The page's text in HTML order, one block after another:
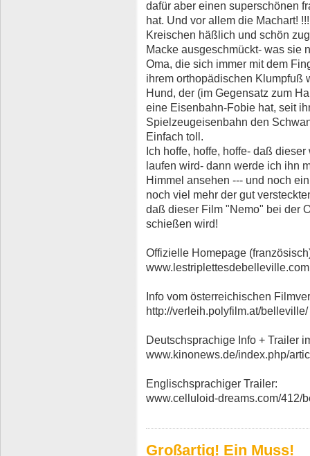
dafür aber einen superschönen
hat. Und vor allem die Machart!
Kreischen häßlich und schön
Macke ausgeschmückt- was sie
Oma, die sich immer mit dem
ihrem orthopädischen Klumpfuß
Hund, der (im Gegensatz zum
eine Eisenbahn-Fobie hat, seit
Spielzeugeisenbahn den
Einfach toll.
Ich hoffe, hoffe, hoffe- daß
laufen wird- dann werde ich ihn
Himmel ansehen --- und noch
noch viel mehr der gut
daß dieser Film "Nemo" bei der
schießen wird!
Offizielle Homepage
www.lestriplettesdebelleville.com
Info vom österreichischen
http://verleih.polyfilm.at/belleville/
Deutschsprachige Info + Trailer
www.kinonews.de/index.php/
Englischsprachiger Trailer:
www.celluloid-dreams.com/412/
Großartig! Ein Muss!